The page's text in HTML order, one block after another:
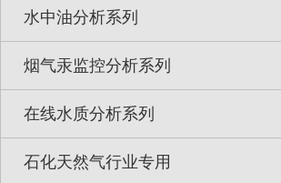
水中油分析系列
烟气汞监控分析系列
在线水质分析系列
石化天然气行业专用